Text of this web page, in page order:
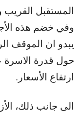
المستقبل القريب
وفي خضم هذه
يبدو ان الموقف
حول قدرة الاسرة
ارتفاع الأسعار.
الى جانب ذلك،